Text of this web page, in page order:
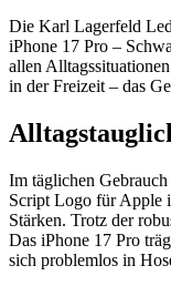
Die Karl Lagerfeld
iPhone 17 Pro –
allen
in der Freizeit – das
Im täglichen
Script Logo für Apple
Stärken. Trotz der
Das iPhone 17 Pro
sich problemlos in